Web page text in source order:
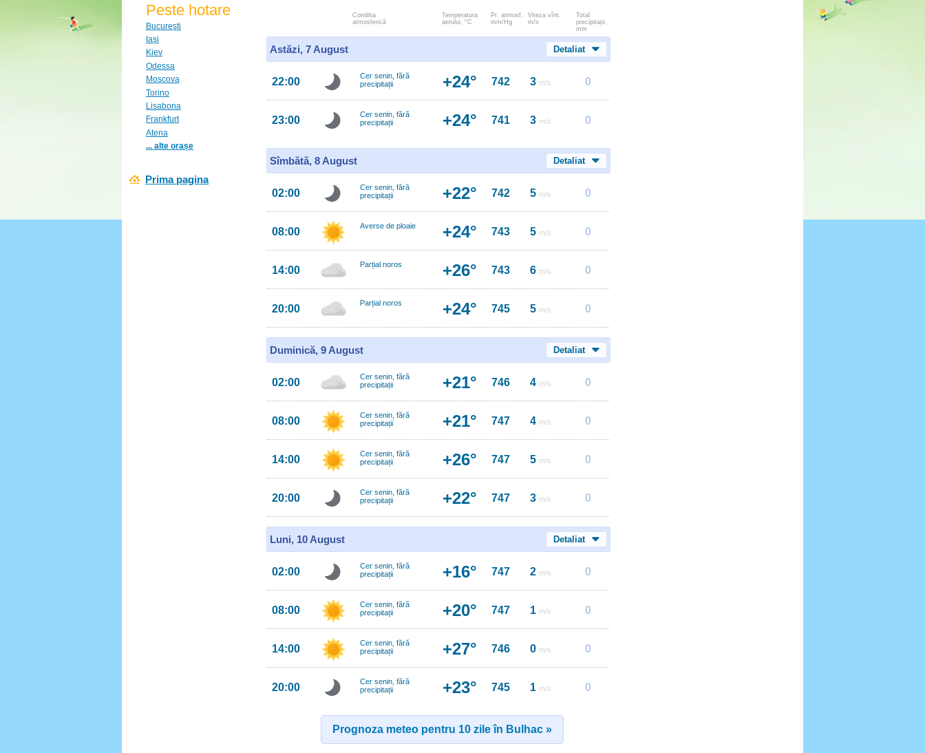
Peste hotare
Bucureşti
Iaşi
Kiev
Odessa
Moscova
Torino
Lisabona
Frankfurt
Atena
... alte orașe
Prima pagina
Conditia
atmosferică
Temperatura
aerului, °C
Pr. atmosf.
mm/Hg
Viteza vînt.
m/s
Total
precipitații,
mm
Astăzi, 7 August Detaliat
22:00
Cer senin, fără
precipitații
+24° 742 3 m/s 0
23:00
Cer senin, fără
precipitații
+24° 741 3 m/s 0
Sîmbătă, 8 August Detaliat
02:00
Cer senin, fără
precipitații
+22° 742 5 m/s 0
08:00 Averse de ploaie +24° 743 5 m/s 0
14:00 Parțial noros +26° 743 6 m/s 0
20:00 Parțial noros +24° 745 5 m/s 0
Duminică, 9 August Detaliat
02:00
Cer senin, fără
precipitații
+21° 746 4 m/s 0
08:00
Cer senin, fără
precipitații
+21° 747 4 m/s 0
14:00
Cer senin, fără
precipitații
+26° 747 5 m/s 0
20:00
Cer senin, fără
precipitații
+22° 747 3 m/s 0
Luni, 10 August Detaliat
02:00
Cer senin, fără
precipitații
+16° 747 2 m/s 0
08:00
Cer senin, fără
precipitații
+20° 747 1 m/s 0
14:00
Cer senin, fără
precipitații
+27° 746 0 m/s 0
20:00
Cer senin, fără
precipitații
+23° 745 1 m/s 0
Prognoza meteo pentru 10 zile în Bulhac »